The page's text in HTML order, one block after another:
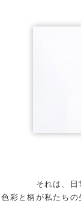
それは、日
色彩と柄が私たち